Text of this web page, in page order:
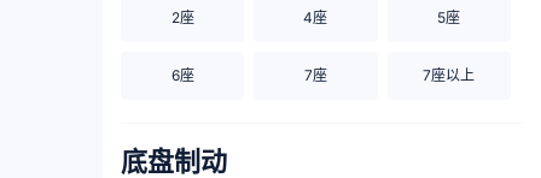
2座 4座 5座
6座 7座 7座以上
底盘制动